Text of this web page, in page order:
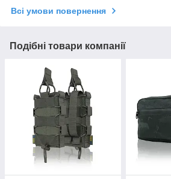
Всі умови повернення
Подібні товари компанії